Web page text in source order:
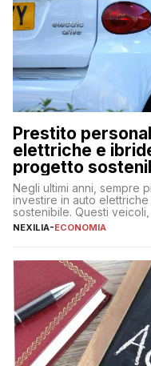
Prestito
elettriche e
progetto
Negli ultimi anni, sempre
investire in auto
sostenibile. Questi
offrono vantaggi
fare se non […]
NEXILIA-ECONOMIA